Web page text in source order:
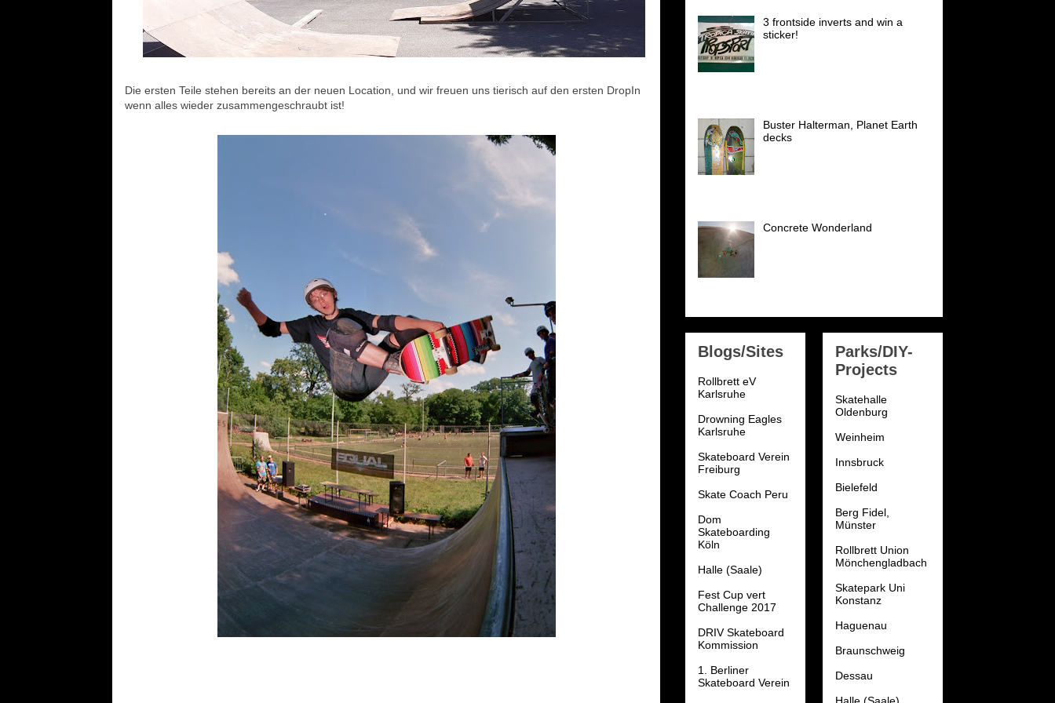
Die ersten Teile stehen bereits an der neuen Location, und wir freuen uns tierisch auf den ersten DropIn
wenn alles wieder zusammengeschraubt ist!
3 frontside inverts and win a
sticker!
Buster Halterman, Planet Earth
decks
Concrete Wonderland
Blogs/Sites
Rollbrett eV
Karlsruhe
Drowning Eagles
Karlsruhe
Skateboard Verein
Freiburg
Skate Coach Peru
Dom
Skateboarding
Köln
Halle (Saale)
Fest Cup vert
Challenge 2017
DRIV Skateboard
Kommission
1. Berliner
Skateboard Verein
Parks/DIY-
Projects
Skatehalle
Oldenburg
Weinheim
Innsbruck
Bielefeld
Berg Fidel,
Münster
Rollbrett Union
Mönchengladbach
Skatepark Uni
Konstanz
Haguenau
Braunschweig
Dessau
Halle (Saale)